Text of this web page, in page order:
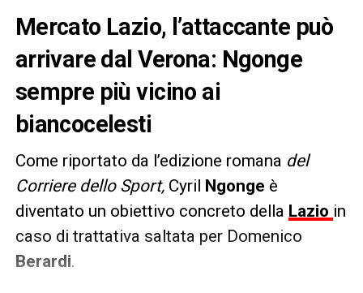
Mercato Lazio, l’attaccante può
arrivare dal Verona: Ngonge
sempre più vicino ai
biancocelesti
Come riportato da l’edizione romana del
Corriere dello Sport,Cyril Ngonge è
diventato un obiettivo concreto della Lazio in
caso di trattativa saltata per Domenico
Berardi.